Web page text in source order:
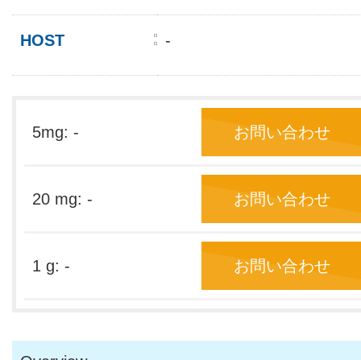
HOST -
5mg: - お問い合わせ
20 mg: - お問い合わせ
1 g: - お問い合わせ